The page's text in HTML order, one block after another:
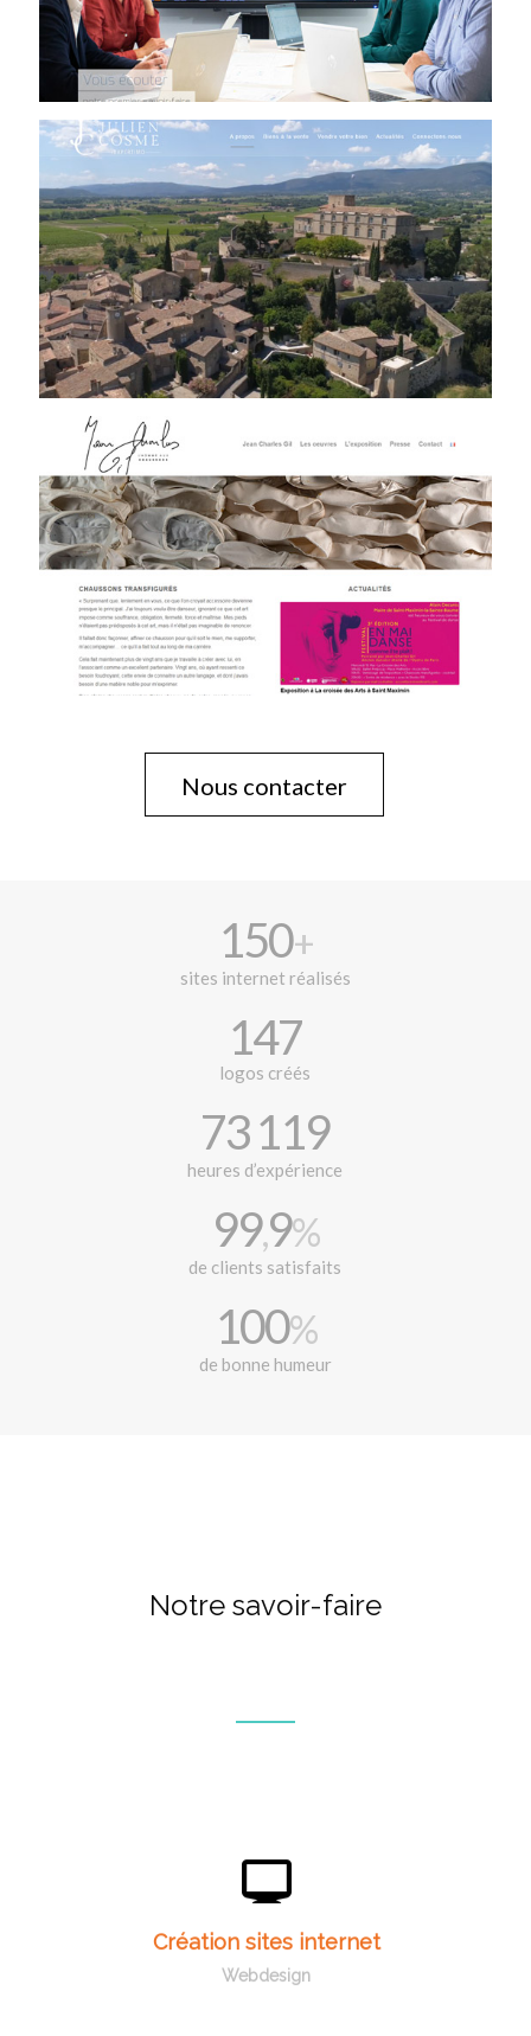
Nous contacter
150+
sites internet réalisés
147
logos créés
73124
heures d’expérience
99,9%
de clients satisfaits
100%
de bonne humeur
Notre savoir-faire
Création sites internet
Webdesign
Webdesign, création de sites internet, e-
En savoir +